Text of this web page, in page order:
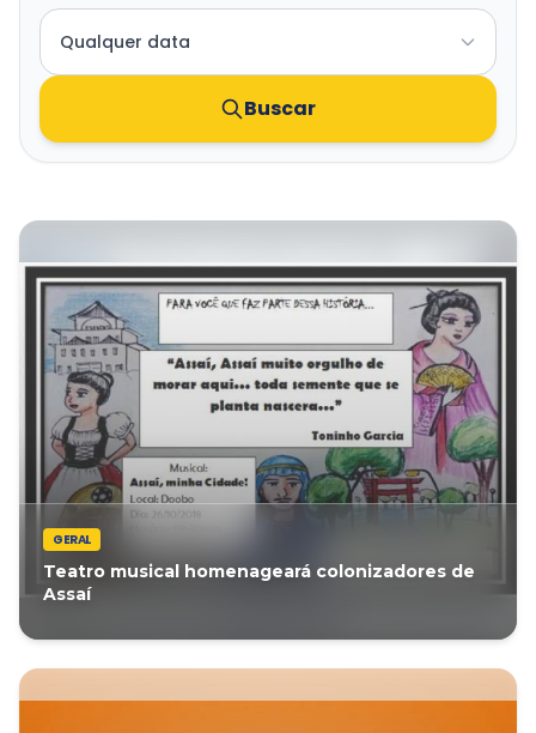
ACESSIBILIDADE
Contraste
CLIMA AGORA
Nevoeiro
17°C• Umid.97%
Buscar
GERAL
Teatro musical homenageará colonizadores de
Assaí